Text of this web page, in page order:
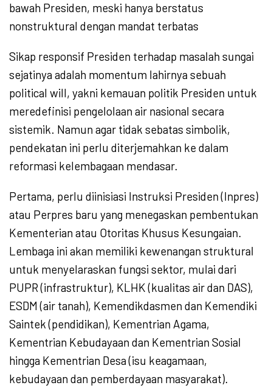
bawah Presiden, meski hanya berstatus
nonstruktural dengan mandat terbatas
Sikap responsif Presiden terhadap masalah sungai
sejatinya adalah momentum lahirnya sebuah
political will, yakni kemauan politik Presiden untuk
meredefinisi pengelolaan air nasional secara
sistemik. Namun agar tidak sebatas simbolik,
pendekatan ini perlu diterjemahkan ke dalam
reformasi kelembagaan mendasar.
Pertama, perlu diinisiasi Instruksi Presiden (Inpres)
atau Perpres baru yang menegaskan pembentukan
Kementerian atau Otoritas Khusus Kesungaian.
Lembaga ini akan memiliki kewenangan struktural
untuk menyelaraskan fungsi sektor, mulai dari
PUPR (infrastruktur), KLHK (kualitas air dan DAS),
ESDM (air tanah), Kemendikdasmen dan Kemendiki
Saintek (pendidikan), Kementrian Agama,
Kementrian Kebudayaan dan Kementrian Sosial
hingga Kementrian Desa (isu keagamaan,
kebudayaan dan pemberdayaan masyarakat).